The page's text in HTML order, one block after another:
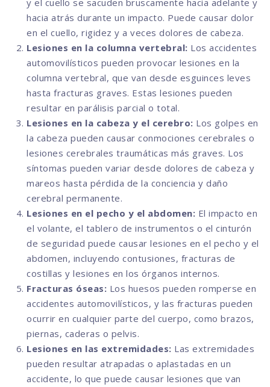
y el cuello se sacuden bruscamente hacia adelante y
hacia atrás durante un impacto. Puede causar dolor
en el cuello, rigidez y a veces dolores de cabeza.
Lesiones en la columna vertebral: Los accidentes
automovilísticos pueden provocar lesiones en la
columna vertebral, que van desde esguinces leves
hasta fracturas graves. Estas lesiones pueden
resultar en parálisis parcial o total.
Lesiones en la cabeza y el cerebro: Los golpes en
la cabeza pueden causar conmociones cerebrales o
lesiones cerebrales traumáticas más graves. Los
síntomas pueden variar desde dolores de cabeza y
mareos hasta pérdida de la conciencia y daño
cerebral permanente.
Lesiones en el pecho y el abdomen: El impacto en
el volante, el tablero de instrumentos o el cinturón
de seguridad puede causar lesiones en el pecho y el
abdomen, incluyendo contusiones, fracturas de
costillas y lesiones en los órganos internos.
Fracturas óseas: Los huesos pueden romperse en
accidentes automovilísticos, y las fracturas pueden
ocurrir en cualquier parte del cuerpo, como brazos,
piernas, caderas o pelvis.
Lesiones en las extremidades: Las extremidades
pueden resultar atrapadas o aplastadas en un
accidente, lo que puede causar lesiones que van